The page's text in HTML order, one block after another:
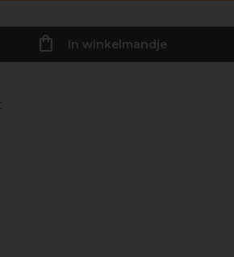
In winkelmandje